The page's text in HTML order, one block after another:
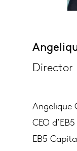
Director
Angelique
CEO
EB5